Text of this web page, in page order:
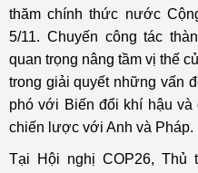
thăm chính thức nước
5/11. Chuyến công tác
quan trọng nâng tầm vị thế
trong giải quyết những vấn
phó với Biến đổi khí hậu và
chiến lược với Anh và Pháp.
Tại Hội nghị COP26, Thủ